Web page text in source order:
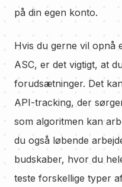
på din egen konto.
Hvis du gerne vil opnå
ASC, er det vigtigt, at
forudsætninger. Det
API-tracking, der
som algoritmen kan
du også løbende
budskaber, hvor du
teste forskellige typer